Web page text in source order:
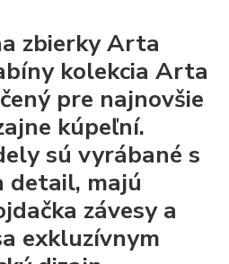
zbierky Arta
kolekcia Arta
pre najnovšie
kúpeľní.
sú vyrábané s
detail, majú
závesy a
exkluzívnym